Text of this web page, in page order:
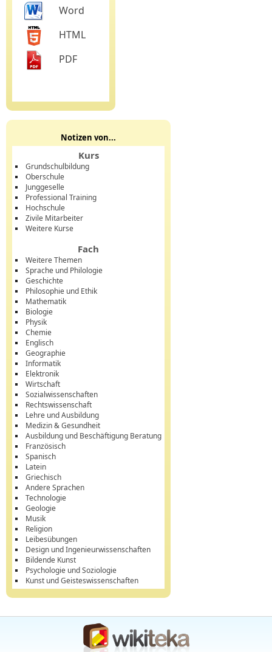
Word
HTML
PDF
Notizen von...
Kurs
Grundschulbildung
Oberschule
Junggeselle
Professional Training
Hochschule
Zivile Mitarbeiter
Weitere Kurse
Fach
Weitere Themen
Sprache und Philologie
Geschichte
Philosophie und Ethik
Mathematik
Biologie
Physik
Chemie
Englisch
Geographie
Informatik
Elektronik
Wirtschaft
Sozialwissenschaften
Rechtswissenschaft
Lehre und Ausbildung
Medizin & Gesundheit
Ausbildung und Beschäftigung Beratung
Französisch
Spanisch
Latein
Griechisch
Andere Sprachen
Technologie
Geologie
Musik
Religion
Leibesübungen
Design und Ingenieurwissenschaften
Bildende Kunst
Psychologie und Soziologie
Kunst und Geisteswissenschaften